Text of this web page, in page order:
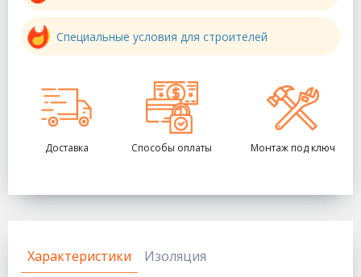
Специальные условия для строителей
Доставка Способы оплаты Монтаж под ключ
Характеристики Изоляция